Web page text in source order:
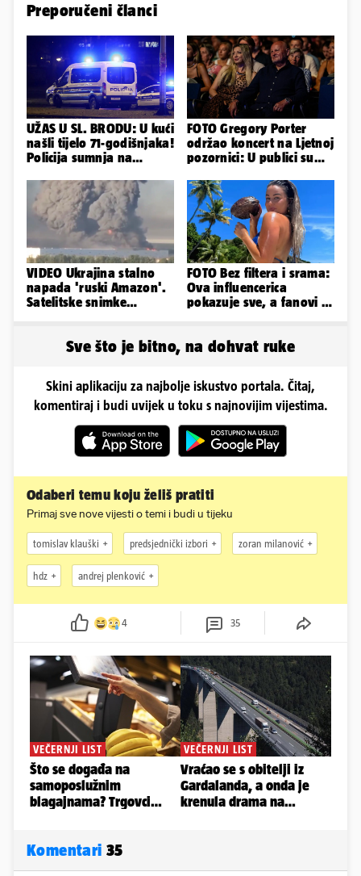
Preporučeni članci
UŽAS U SL. BRODU: U kući
našli tijelo 71-godišnjaka!
Policija sumnja na
FOTO Gregory Porter
održao koncert na Ljetnoj
pozornici: U publici su
VIDEO Ukrajina stalno
napada 'ruski Amazon'.
Satelitske snimke
FOTO Bez filtera i srama:
Ova influencerica
pokazuje sve, a fanovi je
Sve što je bitno, na dohvat ruke
Skini aplikaciju za najbolje iskustvo portala. Čitaj,
komentiraj i budi uvijek u toku s najnovijim vijestima.
Odaberi temu koju želiš pratiti
Primaj sve nove vijesti o temi i budi u tijeku
tomislav klauški predsjednički izbori zoran milanović
hdz andrej plenković
4 35
Komentari 35